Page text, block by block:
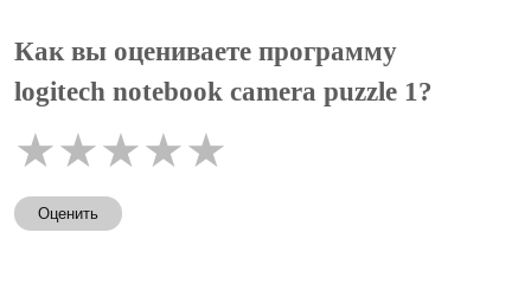
Как вы оцениваете программу
logitech notebook camera puzzle 1?
★★★★★
Оценить